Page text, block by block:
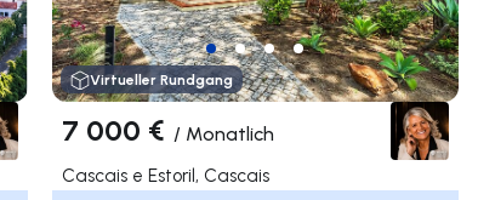
Virtueller Rundgang
7 000 € / Monatlich
Cascais e Estoril, Cascais